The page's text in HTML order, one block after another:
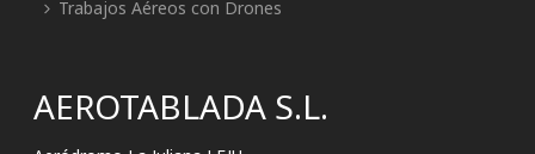
Trabajos Aéreos con Drones
AEROTABLADA S.L.